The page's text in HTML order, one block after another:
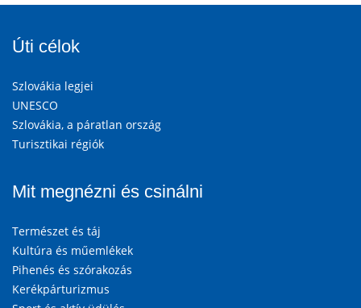
Úti célok
Szlovákia legjei
UNESCO
Szlovákia, a páratlan ország
Turisztikai régiók
Mit megnézni és csinálni
Természet és táj
Kultúra és műemlékek
Pihenés és szórakozás
Kerékpárturizmus